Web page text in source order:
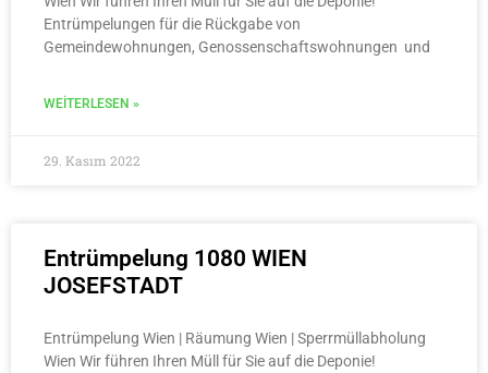
Entrümpelungen für die Rückgabe von
Gemeindewohnungen, Genossenschaftswohnungen und
WEITERLESEN »
29. Kasım 2022
Entrümpelung 1080 WIEN
JOSEFSTADT
Entrümpelung Wien | Räumung Wien | Sperrmüllabholung
Wien Wir führen Ihren Müll für Sie auf die Deponie!